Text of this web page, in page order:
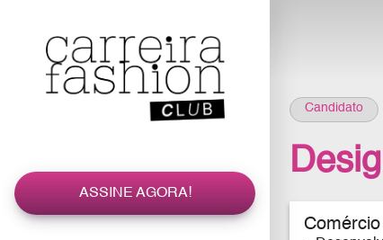
ASSINE AGORA!
Candidato